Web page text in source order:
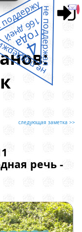
следующая заметка >>
речь -
не поддержал
4
года
166 дней